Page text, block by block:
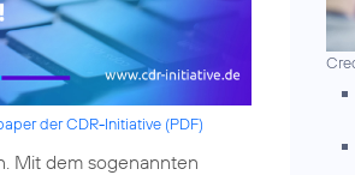
der CDR-Initiative (PDF)
Mit dem sogenannten